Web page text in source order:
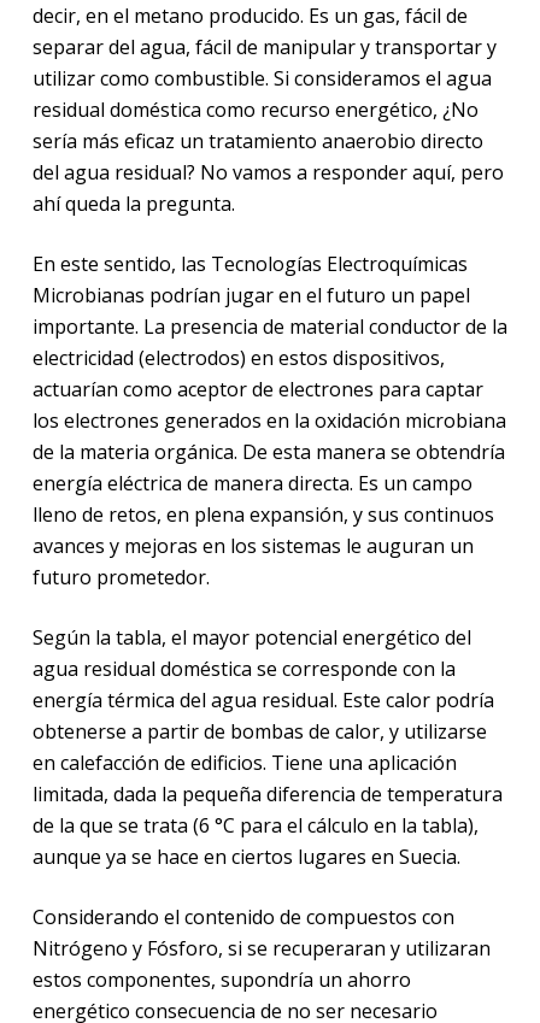
decir, en el metano producido. Es un gas, fácil de
separar del agua, fácil de manipular y transportar y
utilizar como combustible. Si consideramos el agua
residual doméstica como recurso energético, ¿No
sería más eficaz un tratamiento anaerobio directo
del agua residual? No vamos a responder aquí, pero
ahí queda la pregunta.
En este sentido, las Tecnologías Electroquímicas
Microbianas podrían jugar en el futuro un papel
importante. La presencia de material conductor de la
electricidad (electrodos) en estos dispositivos,
actuarían como aceptor de electrones para captar
los electrones generados en la oxidación microbiana
de la materia orgánica. De esta manera se obtendría
energía eléctrica de manera directa. Es un campo
lleno de retos, en plena expansión, y sus continuos
avances y mejoras en los sistemas le auguran un
futuro prometedor.
Según la tabla, el mayor potencial energético del
agua residual doméstica se corresponde con la
energía térmica del agua residual. Este calor podría
obtenerse a partir de bombas de calor, y utilizarse
en calefacción de edificios. Tiene una aplicación
limitada, dada la pequeña diferencia de temperatura
de la que se trata (6 °C para el cálculo en la tabla),
aunque ya se hace en ciertos lugares en Suecia.
Considerando el contenido de compuestos con
Nitrógeno y Fósforo, si se recuperaran y utilizaran
estos componentes, supondría un ahorro
energético consecuencia de no ser necesario